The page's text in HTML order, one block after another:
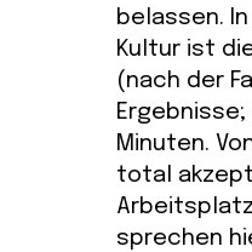
belassen.
Kultur ist
(nach der
Minuten.
total
sprechen